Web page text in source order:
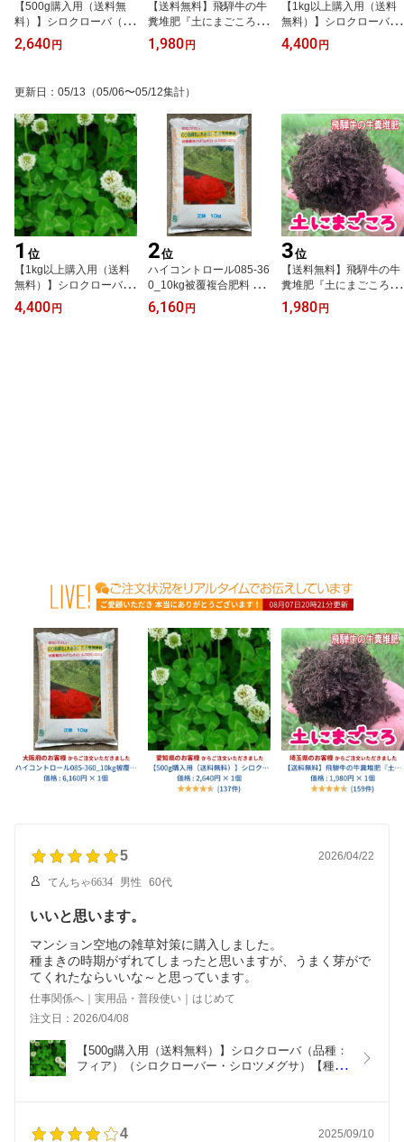
【500g購入用（送料無
料）】シロクローバ（品
種：フィア）（シロクロ
ーバー・シロツメグサ）
電、遊休地）に。500g
2,640 円
【送料無料】飛騨牛の牛
糞堆肥『土にまごころ 2
4L(12L×2袋)』有機質肥
料 牛糞堆肥 バーク堆
園 園芸 農業〜飛騨牛
からのおくりもの〜きよ
みユーキ
1,980 円
【1kg以上購入用（送料
無料）】シロクローバ
（品種：フィア）（シロ
クローバー・シロツメグ
（500g×2袋）
4,400 円
更新日 ： 05/13 （05/06〜05/12集計）
1 位
【1kg以上購入用（送料
無料）】シロクローバ
（品種：フィア）（シロ
クローバー・シロツメグ
4,400 円
2位
ハイコントロール085-36
0_10kg被覆複合肥料 36
0日タイプ 緩効性肥料 遅
効性肥料 花き類 植木類
6,160 円
3位
【送料無料】飛騨牛の牛
糞堆肥『土にまごころ 2
4L(12L×2袋)』有機質肥
料 牛糞堆肥 バーク堆
1,980 円
5 2026/04/22
てんちゃ6634 男性 60代
いいと思います。
マンション空地の雑草対策に購入しました。
種まきの時期がずれてしまったと思いますが、うまく芽がで
てくれたならいいな～と思っています。
仕事関係へ｜実用品・普段使い｜はじめて
注文日：2026/04/08
【500g購入用（送料無料）】シロクローバ（品種：
フィア）（シロクローバー・シロツメグサ）【種
4 2025/09/10